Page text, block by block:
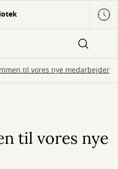
til vores nye medarbejder
til vores nye